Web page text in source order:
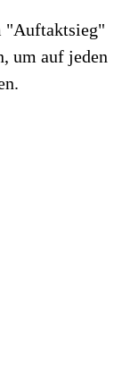
"Auftaktsieg"
um auf jeden